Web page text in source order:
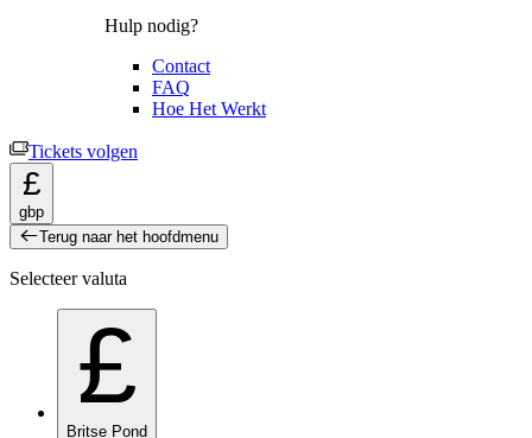
Hulp nodig?
Contact
FAQ
Hoe Het Werkt
Tickets volgen
£
gbp
Terug naar het hoofdmenu
Selecteer valuta
£
Britse Pond